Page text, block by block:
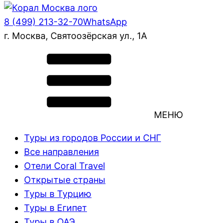
8 (499) 213-32-70WhatsApp
г. Москва, Святоозёрская ул., 1А
МЕНЮ
Туры из городов России и СНГ
Все направления
Отели Coral Travel
Открытые страны
Туры в Турцию
Туры в Египет